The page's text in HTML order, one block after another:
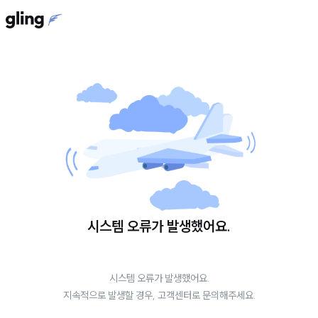
시스템 오류가 발생했어요.
시스템 오류가 발생했어요.
지속적으로 발생할 경우, 고객센터로 문의해주세요.